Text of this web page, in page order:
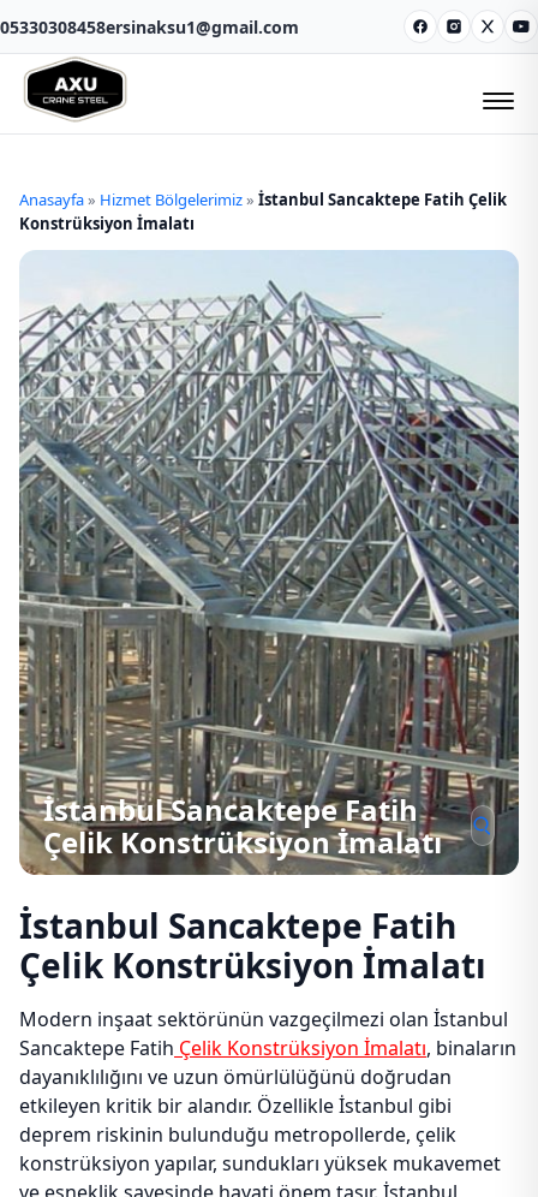
05330308458ersinaksu1@gmail.com Facebook
Instagram
X
Anasayfa» Hizmet Bölgelerimiz» İstanbul Sancaktepe Fatih Çelik
Konstrüksiyon İmalatı
İstanbul Sancaktepe Fatih
Çelik Konstrüksiyon İmalatı
İstanbul Sancaktepe Fatih
Çelik Konstrüksiyon İmalatı
Modern inşaat sektörünün vazgeçilmezi olan İstanbul
Sancaktepe Fatih Çelik Konstrüksiyon İmalatı, binaların
dayanıklılığını ve uzun ömürlülüğünü doğrudan
etkileyen kritik bir alandır. Özellikle İstanbul gibi
deprem riskinin bulunduğu metropollerde, çelik
konstrüksiyon yapılar, sundukları yüksek mukavemet